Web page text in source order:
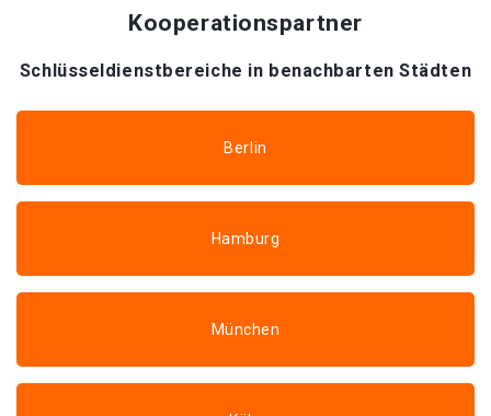
Kooperationspartner
Schlüsseldienstbereiche in benachbarten Städten
Berlin
Hamburg
München